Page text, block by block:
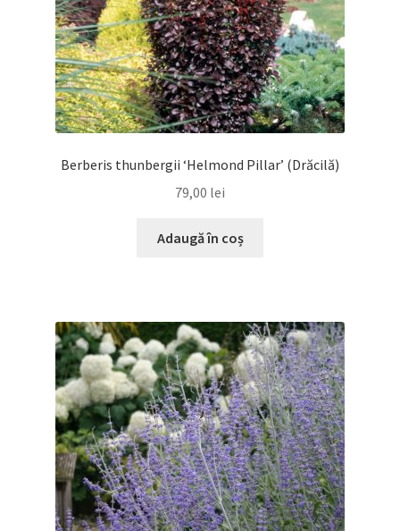
Berberis thunbergii ‘Helmond Pillar’ (Drăcilă)
79,00 lei
Adaugă în coș